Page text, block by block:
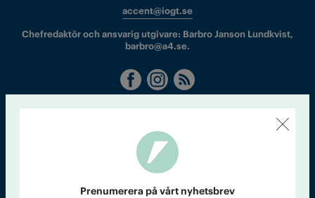
accent@iogt.se
Chefredaktör och ansvarig utgivare: Barbro Janson Lundkvist,
barbro@a4.se.
nummer av
Prenumerera på vårt nyhetsbrev